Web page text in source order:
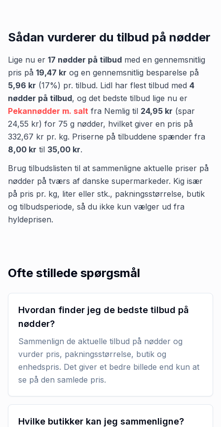
Sådan vurderer du tilbud på nødder
Lige nu er 17 nødder på tilbud med en gennemsnitlig
pris på 19,47 kr og en gennemsnitlig besparelse på
5,96 kr (17%) pr. tilbud. Lidl har flest tilbud med 4
nødder på tilbud, og det bedste tilbud lige nu er
Pekannødder m. salt fra Nemlig til 24,95 kr (spar
24,55 kr) for 75 g nødder, hvilket giver en pris på
332,67 kr pr. kg. Priserne på tilbuddene spænder fra
8,00 kr til 35,00 kr.
Brug tilbudslisten til at sammenligne aktuelle priser på
nødder på tværs af danske supermarkeder. Kig især
på pris pr. kg, liter eller stk., pakningsstørrelse, butik
og tilbudsperiode, så du ikke kun vælger ud fra
hyldeprisen.
Ofte stillede spørgsmål
Hvordan finder jeg de bedste tilbud på
nødder?
Sammenlign de aktuelle tilbud på nødder og
vurder pris, pakningsstørrelse, butik og
enhedspris. Det giver et bedre billede end kun at
se på den samlede pris.
Hvilke butikker kan jeg sammenligne?